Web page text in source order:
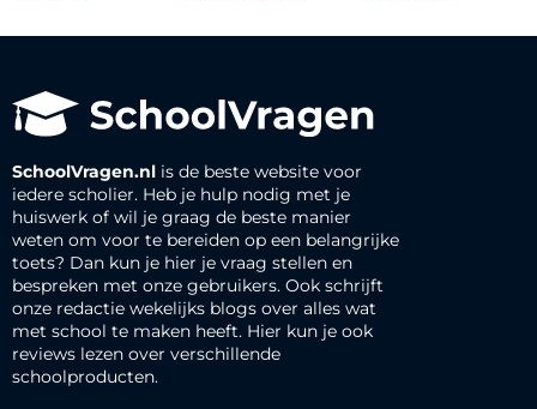
SchoolVragen.nl is de beste website voor
iedere scholier. Heb je hulp nodig met je
huiswerk of wil je graag de beste manier
weten om voor te bereiden op een belangrijke
toets? Dan kun je hier je vraag stellen en
bespreken met onze gebruikers. Ook schrijft
onze redactie wekelijks blogs over alles wat
met school te maken heeft. Hier kun je ook
reviews lezen over verschillende
schoolproducten.